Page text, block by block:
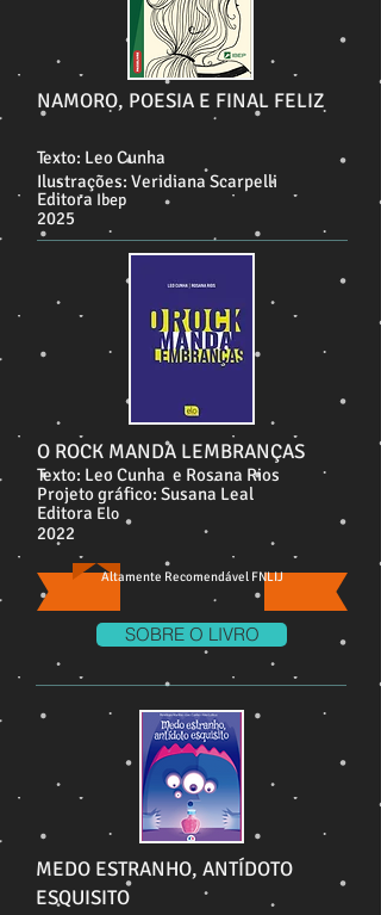
NAMORO, POESIA E FINAL FELIZ
Texto: Leo Cunha
Ilustrações: Veridiana Scarpelli
Editora Ibep
2025
O ROCK MANDA LEMBRANÇAS
Texto: Leo Cunha e Rosana Rios
Projeto gráfico: Susana Leal
Editora Elo
2022
Altamente Recomendável FNLIJ
SOBRE O LIVRO
MEDO ESTRANHO, ANTÍDOTO
ESQUISITO